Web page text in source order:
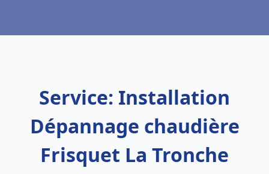
Service: Installation
Dépannage chaudière
Frisquet La Tronche